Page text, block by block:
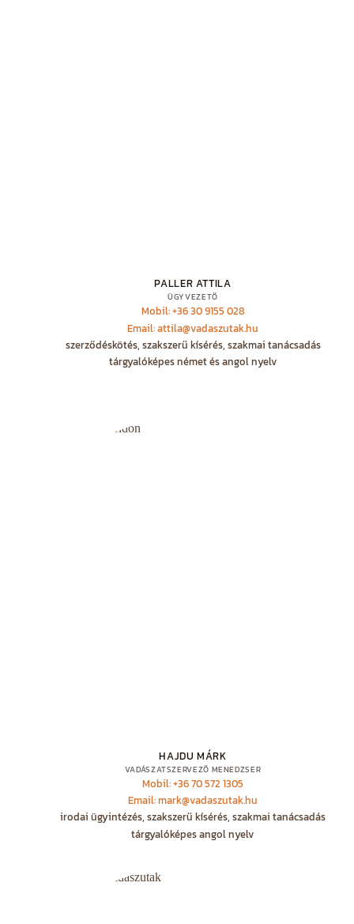
PALLER ATTILA
ÜGYVEZETŐ
Mobil: +36 30 9155 028
Email: attila@vadaszutak.hu
szerződéskötés, szakszerű kísérés, szakmai tanácsadás
tárgyalóképes német és angol nyelv
HAJDU MÁRK
VADÁSZATSZERVEZŐ MENEDZSER
Mobil: +36 70 572 1305
Email: mark@vadaszutak.hu
irodai ügyintézés, szakszerű kísérés, szakmai tanácsadás
tárgyalóképes angol nyelv